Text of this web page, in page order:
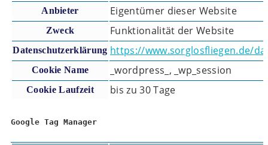
Anbieter Eigentümer dieser Website
Zweck Funktionalität der Website
Datenschutzerklärung https://www.sorglosfliegen.de/
Cookie Name _wordpress_, _wp_session
Cookie Laufzeit bis zu 30 Tage
Google Tag Manager